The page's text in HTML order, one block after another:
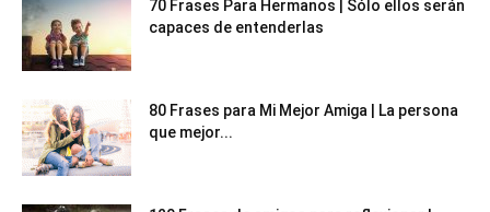
70 Frases Para Hermanos | Sólo ellos serán
capaces de entenderlas
80 Frases para Mi Mejor Amiga | La persona
que mejor...